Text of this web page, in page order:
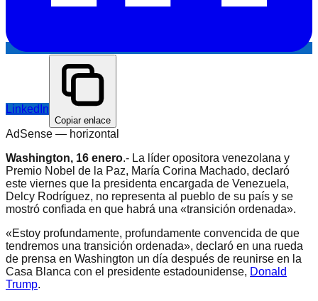
LinkedIn
Copiar enlace
AdSense — horizontal
Washington, 16 enero.- La líder opositora venezolana y
Premio Nobel de la Paz, María Corina Machado, declaró
este viernes que la presidenta encargada de Venezuela,
Delcy Rodríguez, no representa al pueblo de su país y se
mostró confiada en que habrá una «transición ordenada».
«Estoy profundamente, profundamente convencida de que
tendremos una transición ordenada», declaró en una rueda
de prensa en Washington un día después de reunirse en la
Casa Blanca con el presidente estadounidense, Donald
Trump.